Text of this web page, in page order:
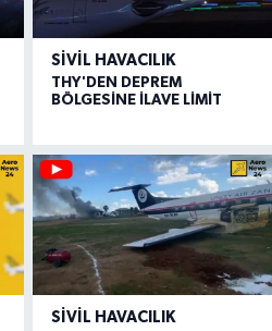
SIVIL HAVACILIK
THY'DEN DEPREM
BÖLGESİNE İLAVE LİMİT
SIVIL HAVACILIK